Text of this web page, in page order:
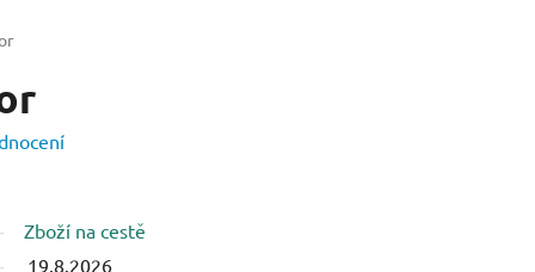
Zboží na cestě
19.8.2026